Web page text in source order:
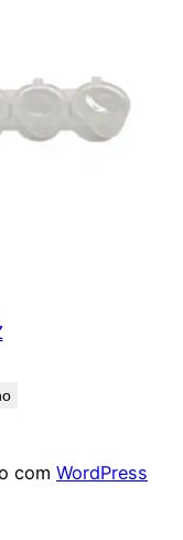
com WordPress